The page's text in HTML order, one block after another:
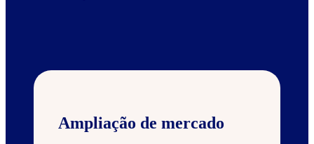
Ampliação de mercado